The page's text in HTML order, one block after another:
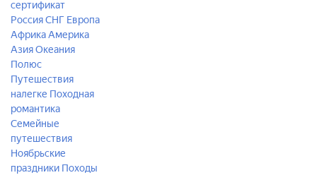
сертификат
РоссияСНГ Европа
АфрикаАмерика
АзияОкеания
Полюс
Путешествия
налегке Походная
романтика
Семейные
путешествия
Ноябрьские
праздники Походы